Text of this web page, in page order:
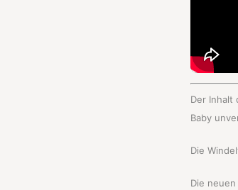
Der Inhalt
Baby
Die
Die neuen